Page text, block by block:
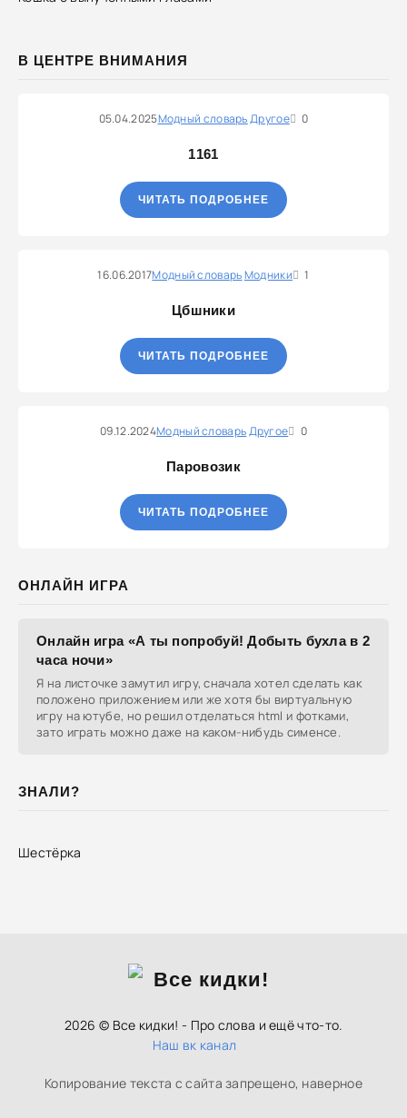
В ЦЕНТРЕ ВНИМАНИЯ
05.04.2025Модный словарьДругое 0
1161
ЧИТАТЬ ПОДРОБНЕЕ
16.06.2017Модный словарьМодники 1
Цбшники
ЧИТАТЬ ПОДРОБНЕЕ
09.12.2024Модный словарьДругое 0
Паровозик
ЧИТАТЬ ПОДРОБНЕЕ
ОНЛАЙН ИГРА
Онлайн игра «А ты попробуй! Добыть бухла в 2
часа ночи»
Я на листочке замутил игру, сначала хотел сделать как
положено приложением или же хотя бы виртуальную
игру на ютубе, но решил отделаться html и фотками,
зато играть можно даже на каком-нибудь сименсе.
ЗНАЛИ?
Шестёрка
2026 © Все кидки! - Про слова и ещё что-то.
Наш вк канал
Копирование текста с сайта запрещено, наверное